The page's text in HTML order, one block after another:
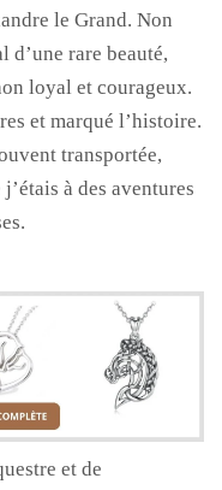
le Grand. Non
d’une rare beauté,
loyal et courageux.
et marqué l’histoire.
transportée,
à des aventures
et de